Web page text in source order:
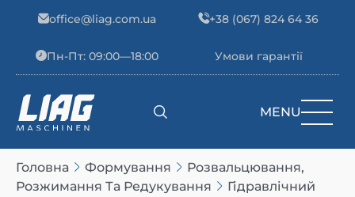
office@liag.com.ua +38 (067) 824 64 36
Пн-Пт: 09:00—18:00 Умови гарантії
Main Navigation MENU
Головна Формування
Розвальцювання,
Розжимання Та Редукування
Гідравлічний